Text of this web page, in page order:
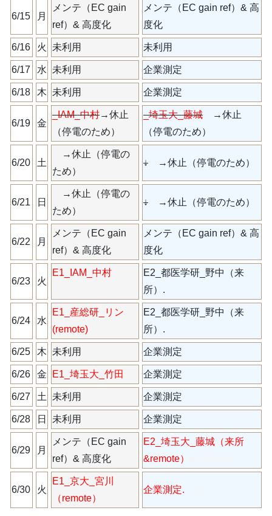
6/15 月
メンテ（EC gain
ref）& 高度化
メンテ（EC gain ref）& 高
度化
6/16 火 未利用 未利用
6/17 水 未利用 企業測定
6/18 木 未利用 企業測定
6/19 金
_IAM_中村→休止
（停電のため）
_埼玉大_藤城 →休止
（停電のため）
6/20 土
→休止（停電の
ため）
↓ →休止（停電のため）
6/21 日
→休止（停電の
ため）
↓ →休止（停電のため）
6/22 月
メンテ（EC gain
ref）& 高度化
メンテ（EC gain ref）& 高
度化
6/23 火
E1_IAM_中村
E2_都医学研_野中（来
所）.
6/24 水
E1_産総研_リン
(remote)
E2_都医学研_野中（来
所）.
6/25 木 未利用 企業測定
6/26 金 E1_埼玉大_竹田 企業測定
6/27 土 未利用 企業測定
6/28 日 未利用 企業測定
6/29 月
メンテ（EC gain
ref）& 高度化
E2_埼玉大_藤城（来所
&remote）
6/30 火
E1_京大_宮川
（remote）
企業測定.